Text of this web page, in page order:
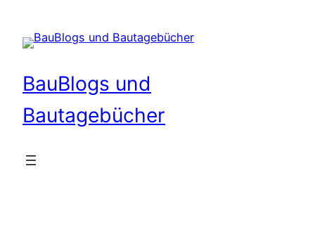
Inhalt
springen
BauBlogs und
Bautagebücher